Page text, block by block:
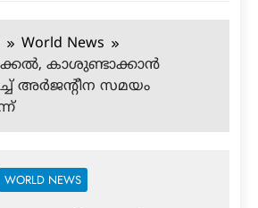
World News
കാശുണ്ടാക്കാന്‍
അര്‍ജന്റീന സമയം
WORLD NEWS